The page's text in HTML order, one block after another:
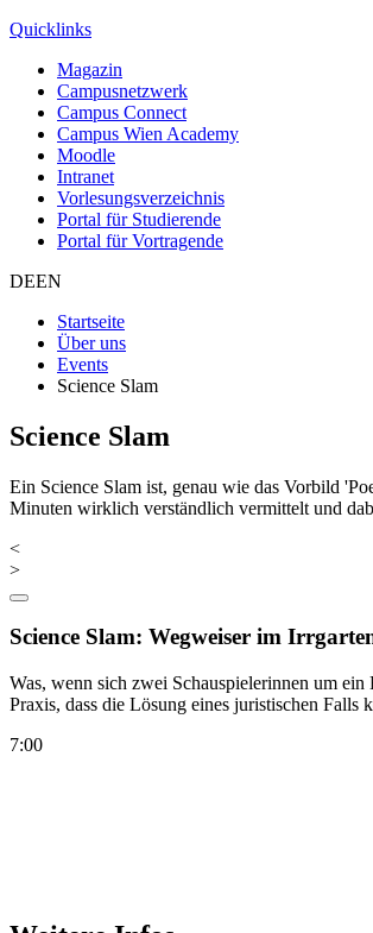
Quicklinks
Magazin
Campusnetzwerk
Campus Connect
Campus Wien Academy
Moodle
Intranet
Vorlesungsverzeichnis
Portal für Studierende
Portal für Vortragende
DEEN
Startseite
Über uns
Events
Science Slam
Science Slam
Ein Science Slam ist, genau wie das Vorbild
Minuten wirklich verständlich vermittelt und
<
>
Science Slam: Wegweiser im
Was, wenn sich zwei Schauspielerinnen um
Praxis, dass die Lösung eines juristischen Falls
7:00